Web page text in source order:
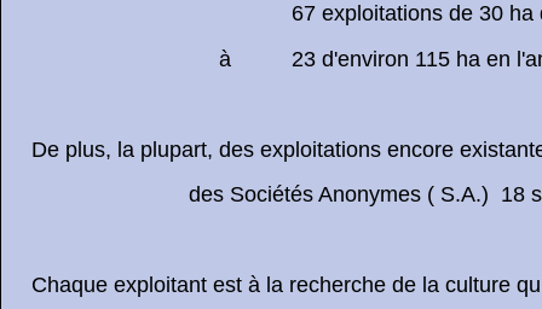
67 exploitations de 30 ha de
à 23 d'environ 115 ha en l'an
De plus, la plupart, des exploitations encore
des Sociétés Anonymes ( S.A.) 18 sur
Chaque exploitant est à la recherche de la culture